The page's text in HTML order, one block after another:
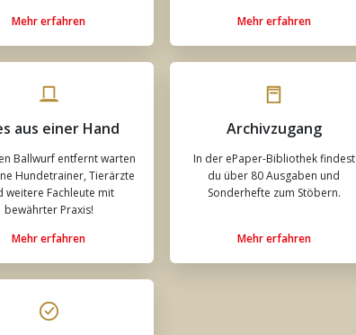
Mehr erfahren Mehr erfahren
aus einer Hand
Ballwurf entfernt warten
Hundetrainer, Tierärzte
weitere Fachleute mit
bewährter Praxis!
Mehr erfahren
Archivzugang
In der ePaper-Bibliothek findest
du über 80 Ausgaben und
Sonderhefte zum Stöbern.
Mehr erfahren